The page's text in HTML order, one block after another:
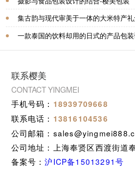
集古韵与现代审美于一体的大米特产
一款泰国的饮料却用的日式的产品包
联系樱美
CONTACT YINGMEI
手机号码： 18939709668
联系电话： 13816104536
公司邮箱：
公司地址：上海奉贤区西渡街道
备案号：沪ICP备15013291号